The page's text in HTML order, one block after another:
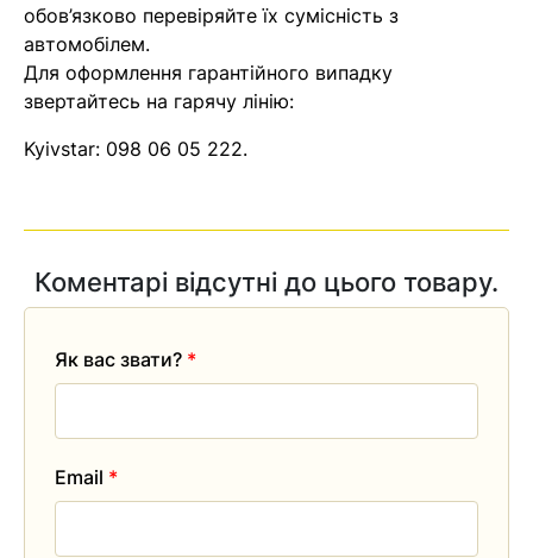
обов’язково перевіряйте їх сумісність з
автомобілем.
Для оформлення гарантійного випадку
звертайтесь на гарячу лінію:
Kyivstar: 098 06 05 222.
Коментарі відсутні до цього товару.
Як вас звати? *
Email *